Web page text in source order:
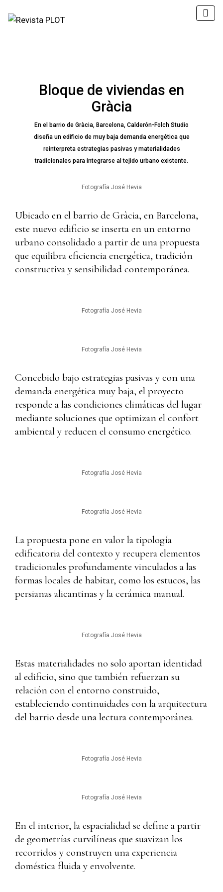
Bloque de viviendas en
Gràcia
En el barrio de Gràcia, Barcelona, Calderón-Folch Studio
diseña un edificio de muy baja demanda energética que
reinterpreta estrategias pasivas y materialidades
tradicionales para integrarse al tejido urbano existente.
Fotografía José Hevia
Ubicado en el barrio de Gràcia, en Barcelona,
este nuevo edificio se inserta en un entorno
urbano consolidado a partir de una propuesta
que equilibra eficiencia energética, tradición
constructiva y sensibilidad contemporánea.
Fotografía José Hevia
Fotografía José Hevia
Concebido bajo estrategias pasivas y con una
demanda energética muy baja, el proyecto
responde a las condiciones climáticas del lugar
mediante soluciones que optimizan el confort
ambiental y reducen el consumo energético.
Fotografía José Hevia
Fotografía José Hevia
La propuesta pone en valor la tipología
edificatoria del contexto y recupera elementos
tradicionales profundamente vinculados a las
formas locales de habitar, como los estucos, las
persianas alicantinas y la cerámica manual.
Fotografía José Hevia
Estas materialidades no solo aportan identidad
al edificio, sino que también refuerzan su
relación con el entorno construido,
estableciendo continuidades con la arquitectura
del barrio desde una lectura contemporánea.
Fotografía José Hevia
Fotografía José Hevia
En el interior, la espacialidad se define a partir
de geometrías curvilíneas que suavizan los
recorridos y construyen una experiencia
doméstica fluida y envolvente.